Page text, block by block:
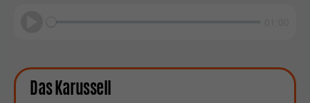
Das Karussell